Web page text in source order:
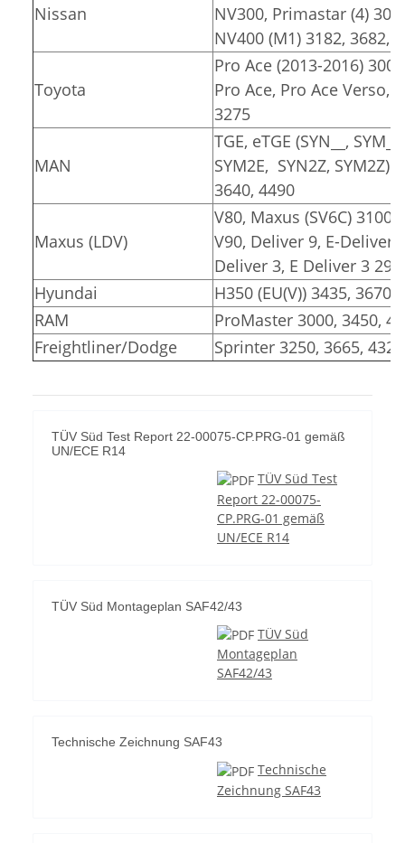
Nissan
NV300, Primastar (4)
NV400 (M1) 3182, 3682,
Toyota
Pro Ace (2013-2016)
Pro Ace, Pro Ace Verso,
3275
MAN
TGE, eTGE (SYN__,
SYM2E, SYN2Z, SYM2Z)
3640, 4490
Maxus (LDV)
V80, Maxus (SV6C) 3100,
V90, Deliver 9, E-Deliver
Deliver 3, E Deliver 3
Hyundai
H350 (EU(V)) 3435, 3670
RAM
ProMaster 3000, 3450,
Freightliner/Dodge
Sprinter 3250, 3665, 4325
TÜV Süd Test Report 22-00075-CP.PRG-01 gemäß
UN/ECE R14
TÜV Süd Test
Report 22-00075-
CP.PRG-01 gemäß
UN/ECE R14
TÜV Süd Montageplan SAF42/43
TÜV Süd
Montageplan
SAF42/43
Technische Zeichnung SAF43
Technische
Zeichnung SAF43